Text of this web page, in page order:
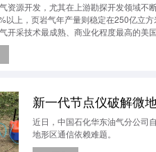
资源开发，尤其在上游勘探开发领域
以上，页岩气年产量则稳定在250亿立
开采技术最成熟、商业化程度最高的
新一代节点仪破解微
近日，中国石化华东油气分公司
地形区通信依赖难题。